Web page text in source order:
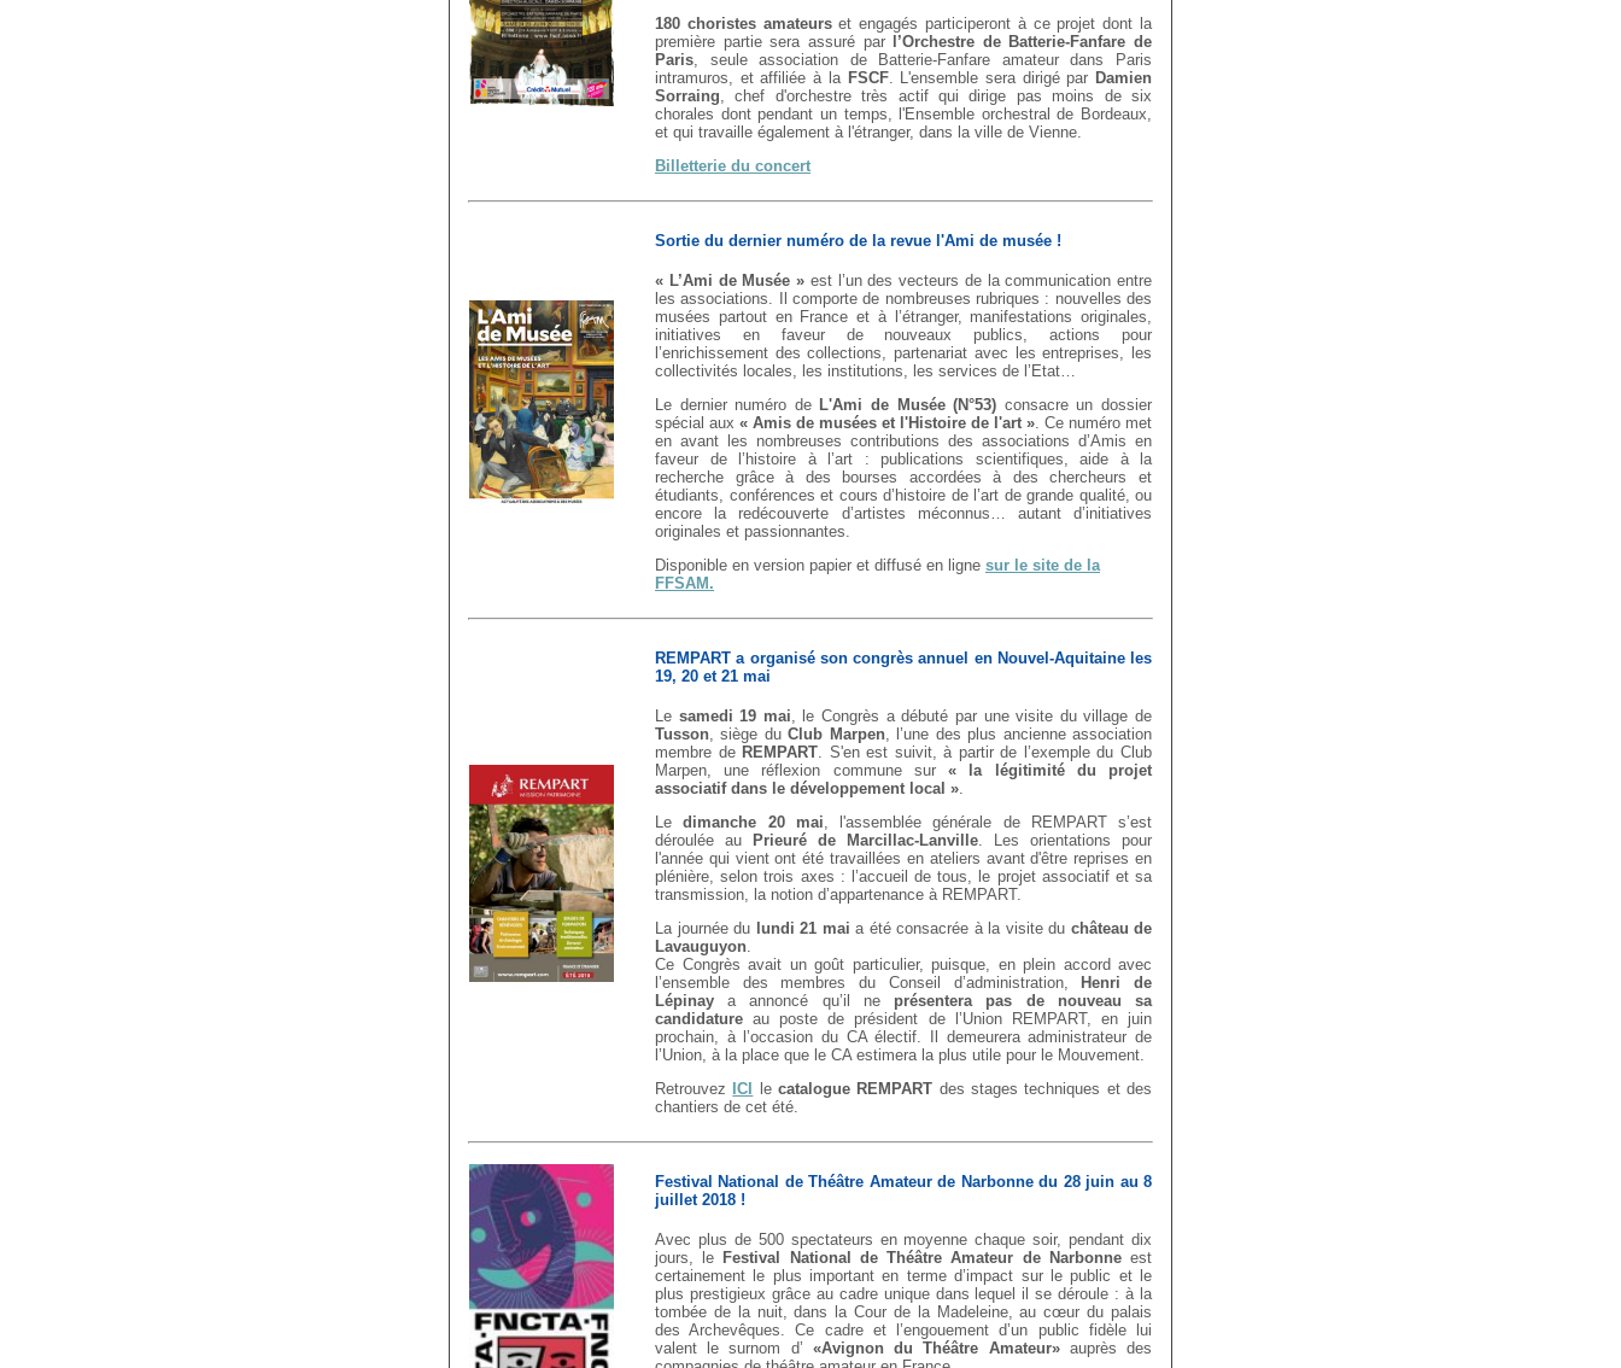
180 choristes amateurset engagés participeront à ce projet dont la
première partie sera assuré par l’Orchestre de Batterie-Fanfare de
Paris , seule association de Batterie-Fanfare amateur dans Paris
intramuros, et affiliée à la FSCF. L'ensemble sera dirigé par Damien
Sorraing , chef d'orchestre très actif qui dirige pas moins de six
chorales dont pendant un temps, l'Ensemble orchestral de Bordeaux,
et qui travaille également à l'étranger, dans la ville de Vienne.
Billetterie du concert
Sortie du dernier numéro de la revue l'Ami de musée !
« L’Ami de Musée » est l’un des vecteurs de la communication entre
les associations. Il comporte de nombreuses rubriques : nouvelles des
musées partout en France et à l’étranger, manifestations originales,
initiatives en faveur de nouveaux publics, actions pour
l’enrichissement des collections, partenariat avec les entreprises, les
collectivités locales, les institutions, les services de l’Etat…
Le dernier numéro de L'Ami de Musée (N°53) consacre un dossier
spécial aux « Amis de musées et l'Histoire de l'art » . Ce numéro met
en avant les nombreuses contributions des associations d’Amis en
faveur de l’histoire à l’art : publications scientifiques, aide à la
recherche grâce à des bourses accordées à des chercheurs et
étudiants, conférences et cours d’histoire de l’art de grande qualité, ou
encore la redécouverte d’artistes méconnus… autant d’initiatives
originales et passionnantes.
Disponible en version papier et diffusé en ligne sur le site de la
FFSAM.
REMPART a organisé son congrès annuel en Nouvel-Aquitaine les
19, 20 et 21 mai
Le samedi 19 mai , le Congrès a débuté par une visite du village de
Tusson , siège duClub Marpen, l’une des plus ancienne association
membre de REMPART . S'en est suivit, à partir de l’exemple du Club
Marpen, une réflexion commune sur« la légitimité du projet
associatif dans le développement local »
Ledimanche 20 mai , l'assemblée générale de REMPART s’est
déroulée au Prieuré de Marcillac-Lanville . Les orientations pour
l'année qui vient ont été travaillées en ateliers avant d'être reprises en
plénière, selon trois axes : l’accueil de tous, le projet associatif et sa
transmission, la notion d’appartenance à REMPART.
La journée du lundi 21 mai a été consacrée à la visite du château de
Lavauguyon
Ce Congrès avait un goût particulier, puisque, en plein accord avec
l’ensemble des membres du Conseil d’administration, Henri de
Lépinay a annoncé qu’il ne présentera pas de nouveau sa
candidature au poste de président de l’Union REMPART, en juin
prochain, à l’occasion du CA électif. Il demeurera administrateur de
l’Union, à la place que le CA estimera la plus utile pour le Mouvement.
Retrouvez ICI lecatalogue REMPART des stages techniques et des
chantiers de cet été
Festival National de Théâtre Amateur de Narbonne du 28 juin au 8
juillet 2018 !
Avec plus de 500 spectateurs en moyenne chaque soir, pendant dix
jours, le Festival National de Théâtre Amateur de Narbonneest
certainement le plus important en terme d’impact sur le public et le
plus prestigieux grâce au cadre unique dans lequel il se déroule : à la
tombée de la nuit, dans la Cour de la Madeleine, au cœur du palais
des Archevêques. Ce cadre et l’engouement d’un public fidèle lui
valent le surnom d’ «Avignon du Théâtre Amateur»auprès des